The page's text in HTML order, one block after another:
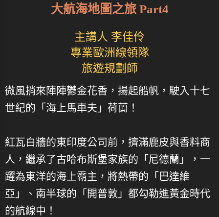
大航海地圖之旅 Part4
主講人 李佳伶
專業歐洲線領隊
旅遊規劃師
微風捎來陣陣鬱金花香，揚起船帆，駛入十七
世紀的「海上馬車夫」荷蘭！
紅瓦白牆的東印度公司前，擠滿鹿皮與香料商
人，繼承了古哈布斯堡家族的「尼德蘭」，一
躍為東洋的海上霸主，將熱帶的「巴達維
亞」、南半球的「開普敦」都勾勒進黃金時代
的航線中！